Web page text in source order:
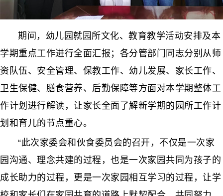
期间，幼儿园就园所文化、教育教学活动安排及本
学期重点工作进行全面汇报；各分管部门同志分别从师
资队伍、安全管理、保教工作、幼儿发展、家长工作、
卫生保健、膳食营养、后勤保障等方面对本学期整体工
作计划进行解读，让家长全面了解新学期的园所工作计
划和育儿的节点重心。
“此次家委会和伙食委员会的召开，不仅是一次家
园沟通、理念共建的过程，也是一次家园共同为孩子的
成长助力的过程，更是一次家园相互学习的过程，让学